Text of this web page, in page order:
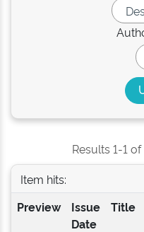
Results 1-1
Item hits:
Preview
Issue
Date
Title